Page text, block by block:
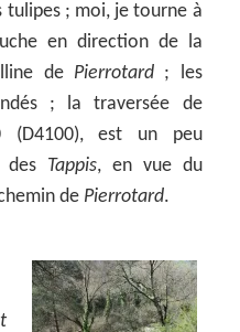
tulipes ; moi, je tourne à
en direction de la
de Pierrotard ; les
; la traversée de
(D4100), est un peu
des Tappis, en vue du
de Pierrotard.